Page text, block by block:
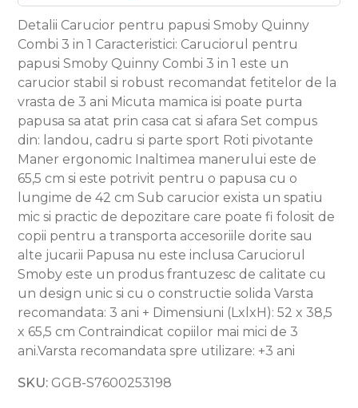
Detalii Carucior pentru papusi Smoby Quinny
Combi 3 in 1 Caracteristici: Caruciorul pentru
papusi Smoby Quinny Combi 3 in 1 este un
carucior stabil si robust recomandat fetitelor de la
vrasta de 3 ani Micuta mamica isi poate purta
papusa sa atat prin casa cat si afara Set compus
din: landou, cadru si parte sport Roti pivotante
Maner ergonomic Inaltimea manerului este de
65,5 cm si este potrivit pentru o papusa cu o
lungime de 42 cm Sub carucior exista un spatiu
mic si practic de depozitare care poate fi folosit de
copii pentru a transporta accesoriile dorite sau
alte jucarii Papusa nu este inclusa Caruciorul
Smoby este un produs frantuzesc de calitate cu
un design unic si cu o constructie solida Varsta
recomandata: 3 ani + Dimensiuni (LxlxH): 52 x 38,5
x 65,5 cm Contraindicat copiilor mai mici de 3
ani.Varsta recomandata spre utilizare: +3 ani
SKU: GGB-S7600253198